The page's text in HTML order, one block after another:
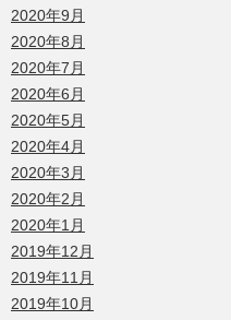
2020年9月
2020年8月
2020年7月
2020年6月
2020年5月
2020年4月
2020年3月
2020年2月
2020年1月
2019年12月
2019年11月
2019年10月